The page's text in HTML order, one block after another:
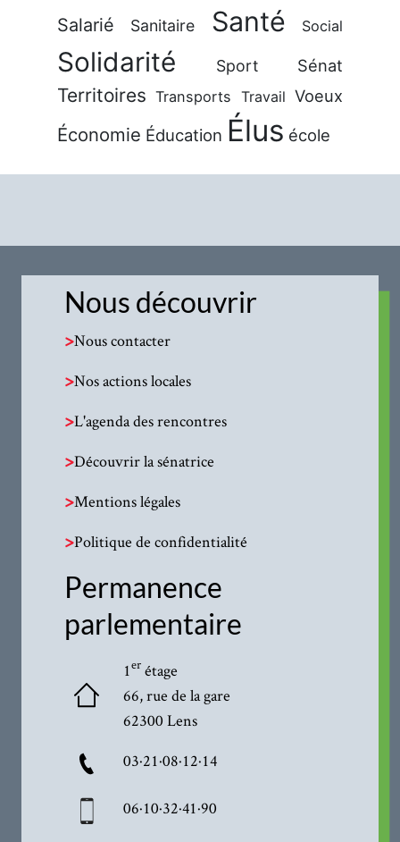
Salarié Sanitaire Santé Social
Solidarité Sport Sénat
Territoires Transports Travail Voeux
Économie Éducation Élus école
Nous découvrir
>Nous contacter
>Nos actions locales
>L'agenda des rencontres
>Découvrir la sénatrice
>Mentions légales
>Politique de confidentialité
Permanence
parlementaire
1erétage
66, rue de la gare
62300 Lens
03·21·08·12·14
06·10·32·41·90